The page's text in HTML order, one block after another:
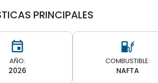
PRINCIPALES
AÑO:
2026
COMBUSTIBLE:
NAFTA